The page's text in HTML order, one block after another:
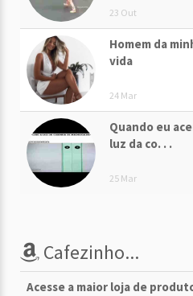
23 Out
Homem da
vida
24 Mar
Quando eu
luz da co. . .
25 Mar
Cafezinho...
Acesse a maior loja de